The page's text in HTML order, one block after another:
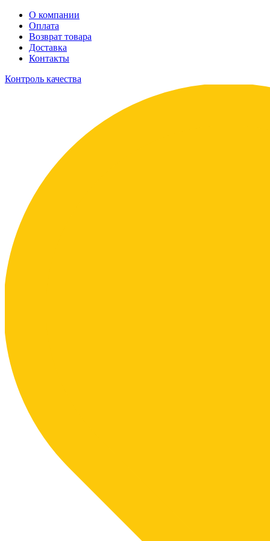
О компании
Оплата
Возврат товара
Доставка
Контакты
Контроль качества